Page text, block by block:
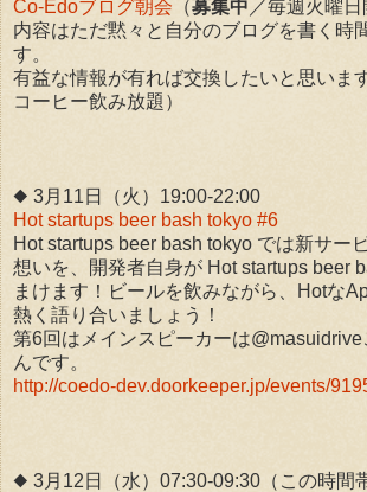
Co-Edoブログ朝会 （募集中 ／毎週火曜日
内容はただ黙々と自分のブログを書く時
す。
有益な情報が有れば交換したいと思いま
コーヒー飲み放題）
◆ 3月11日（火）19:00-22:00
Hot startups beer bash tokyo #6
Hot startups beer bash tokyo では新サー
想いを、開発者自身が Hot startups beer
まけます！ビールを飲みながら、Hotな
熱く語り合いましょう！
第6回はメインスピーカーは@masuidrive
んです。
http://coedo-dev.doorkeeper.jp/events/
◆ 3月12日（水）07:30-09:30（この時間